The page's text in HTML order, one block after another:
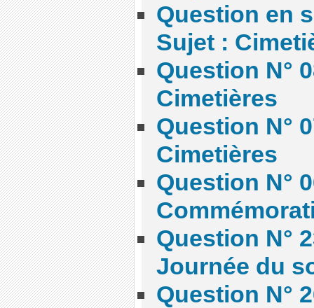
Question en
Sujet :
Question N°
Cimetières
Question N°
Cimetières
Question N°
Question N°
Journée du
Question N°